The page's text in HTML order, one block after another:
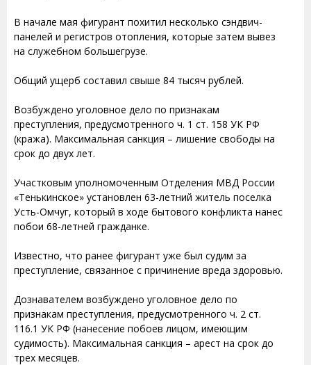
В начале мая фигурант похитил несколько сэндвич-
панелей и регистров отопления, которые затем вывез
на служебном большегрузе.
Общий ущерб составил свыше 84 тысяч рублей.
Возбуждено уголовное дело по признакам
преступления, предусмотренного ч. 1 ст. 158 УК РФ
(кража). Максимальная санкция – лишение свободы на
срок до двух лет.
Участковым уполномоченным Отделения МВД России
«Тенькинское» установлен 63-летний житель поселка
Усть-Омчуг, который в ходе бытового конфликта нанес
побои 68-летней гражданке.
Известно, что ранее фигурант уже был судим за
преступление, связанное с причинение вреда здоровью.
Дознавателем возбуждено уголовное дело по
признакам преступления, предусмотренного ч. 2 ст.
116.1 УК РФ (нанесение побоев лицом, имеющим
судимость). Максимальная санкция – арест на срок до
трех месяцев.